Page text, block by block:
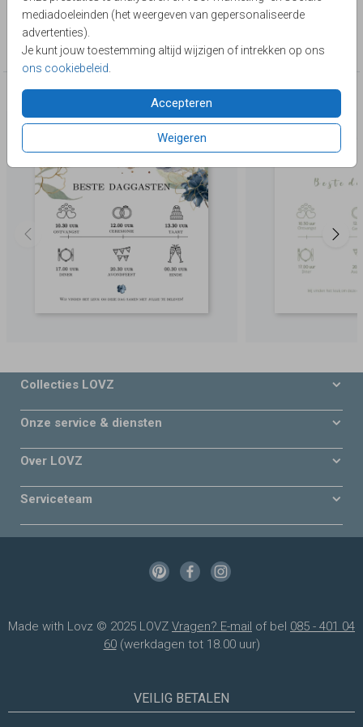
mediadoeleinden (het weergeven van gepersonaliseerde
advertenties).
Je kunt jouw toestemming altijd wijzigen of intrekken op ons
ons cookiebeleid
Accepteren
Weigeren
Lievez
Collectie
Brief bij trouwkaarten
Deze producten zijn wellicht ook iets voor je
Collecties LOVZ
Onze service & diensten
Over LOVZ
Serviceteam
Made with Lovz © 2025 LOVZ Vragen? E-mail of bel 085 - 401 04
60(werkdagen tot 18.00 uur)
VEILIG BETALEN